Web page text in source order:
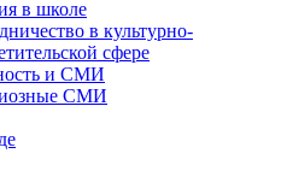
в школе
в культурно-
сфере
и СМИ
СМИ